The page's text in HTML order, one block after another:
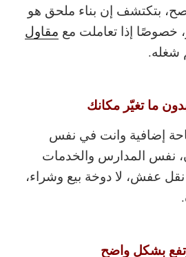
بتكتشف إن بناء ملحق هو
خصوصًا إذا تعاملت مع مقاول
شغله.
ما تغيّر مكانك
إضافية وانت في نفس
نفس المدارس والخدمات
نقل عفش، لا دوخة بيع وشراء،
بشكل واضح